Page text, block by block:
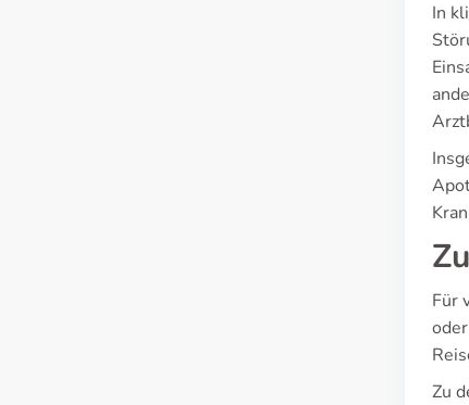
In
Für
Zu